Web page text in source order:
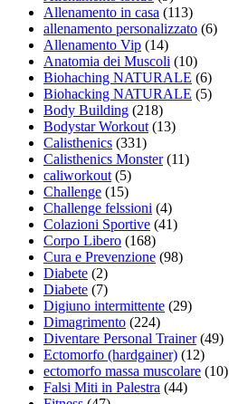
Allenamento in casa (113)
allenamento personalizzato (6)
Allenamento Vip (14)
Anatomia dei Muscoli (10)
Biohaching NATURALE (6)
Biohacking NATURALE (5)
Body Building (218)
Bodystar Workout(13)
Calisthenics (331)
Calisthenics Monster(11)
caliworkout(5)
Challenge (15)
Challenge felssioni (4)
Colazioni Sportive (41)
Corpo Libero (168)
Cura e Prevenzione (98)
Diabete (2)
Diabete (7)
Digiuno intermittente (29)
Dimagrimento (224)
Diventare Personal Trainer(49)
Ectomorfo (hardgainer) (12)
ectomorfo massa muscolare (10)
Falsi Miti in Palestra (44)